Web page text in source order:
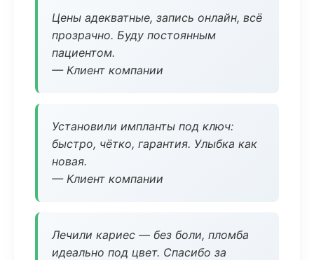
Цены адекватные, запись онлайн, всё
прозрачно. Буду постоянным
пациентом.
— Клиент компании
Установили импланты под ключ:
быстро, чётко, гарантия. Улыбка как
новая.
— Клиент компании
Лечили кариес — без боли, пломба
идеально под цвет. Спасибо за